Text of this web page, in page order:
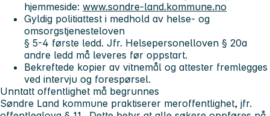
hjemmeside: www.sondre-land.kommune.no
Gyldig politiattest i medhold av helse- og
omsorgstjenesteloven
§ 5-4 første ledd. Jfr. Helsepersonelloven § 20a
andre ledd må leveres før oppstart.
Bekreftede kopier av vitnemål og attester fremlegges
ved intervju og forespørsel.
Unntatt offentlighet må begrunnes
Søndre Land kommune praktiserer meroffentlighet, jfr.